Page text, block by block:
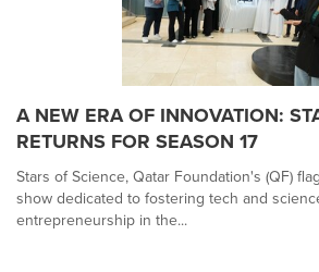
A NEW ERA OF INNOVATION:
RETURNS FOR SEASON 17
Stars of Science, Qatar Foundation's (QF)
show dedicated to fostering tech and
entrepreneurship in the...